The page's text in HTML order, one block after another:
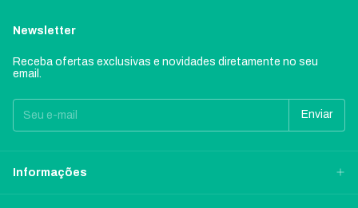
Newsletter
Receba ofertas exclusivas e novidades diretamente no seu
email.
Informações